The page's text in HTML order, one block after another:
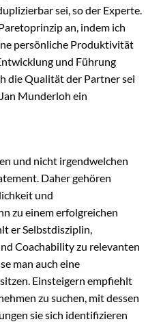
sei, so der Experte.
an, indem ich
persönliche Produktivität
und Führung
die Qualität der Partner sei
Munderloh ein
und nicht irgendwelchen
Daher gehören
und
zu einem erfolgreichen
er Selbstdisziplin,
Coachability zu relevanten
man auch eine
Einsteigern empfiehlt
zu suchen, mit dessen
sie sich identifizieren